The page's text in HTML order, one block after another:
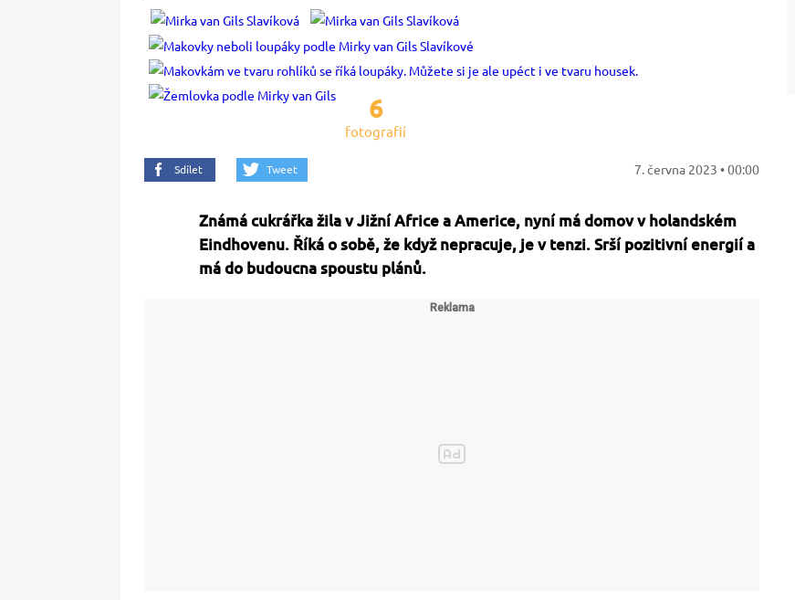
6
fotografií
7. června 2023 • 00:00
Sdílet Tweet
Známá cukrářka žila v Jižní Africe a Americe, nyní má domov v holandském
Eindhovenu. Říká o sobě, že když nepracuje, je v tenzi. Srší pozitivní energií a
má do budoucna spoustu plánů.